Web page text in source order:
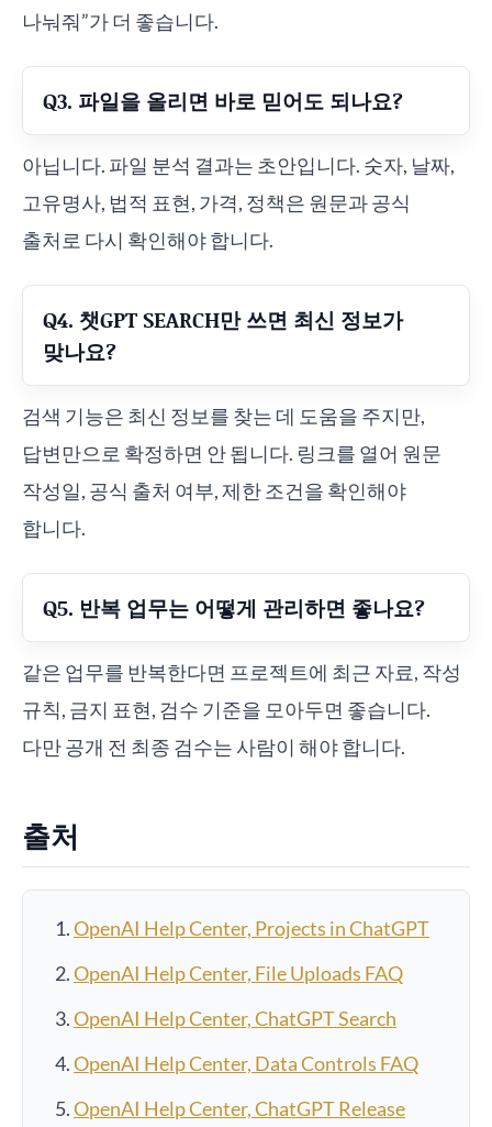
나눠줘”가 더 좋습니다.
Q3. 파일을 올리면 바로 믿어도 되나요?
아닙니다. 파일 분석 결과는 초안입니다. 숫자, 날짜,
고유명사, 법적 표현, 가격, 정책은 원문과 공식
출처로 다시 확인해야 합니다.
Q4. 챗GPT SEARCH만 쓰면 최신 정보가
맞나요?
검색 기능은 최신 정보를 찾는 데 도움을 주지만,
답변만으로 확정하면 안 됩니다. 링크를 열어 원문
작성일, 공식 출처 여부, 제한 조건을 확인해야
합니다.
Q5. 반복 업무는 어떻게 관리하면 좋나요?
같은 업무를 반복한다면 프로젝트에 최근 자료, 작성
규칙, 금지 표현, 검수 기준을 모아두면 좋습니다.
다만 공개 전 최종 검수는 사람이 해야 합니다.
출처
OpenAI Help Center, Projects in ChatGPT
OpenAI Help Center, File Uploads FAQ
OpenAI Help Center, ChatGPT Search
OpenAI Help Center, Data Controls FAQ
OpenAI Help Center, ChatGPT Release